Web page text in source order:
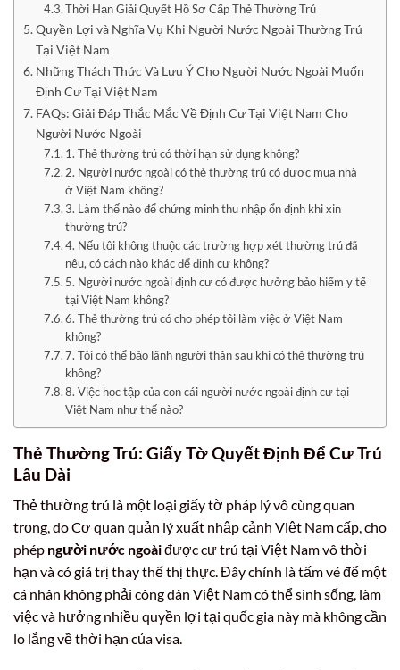
Thời Hạn Giải Quyết Hồ Sơ Cấp Thẻ Thường Trú
Quyền Lợi và Nghĩa Vụ Khi Người Nước Ngoài Thường Trú
Tại Việt Nam
Những Thách Thức Và Lưu Ý Cho Người Nước Ngoài Muốn
Định Cư Tại Việt Nam
FAQs: Giải Đáp Thắc Mắc Về Định Cư Tại Việt Nam Cho
Người Nước Ngoài
1. Thẻ thường trú có thời hạn sử dụng không?
2. Người nước ngoài có thẻ thường trú có được mua nhà
ở Việt Nam không?
3. Làm thế nào để chứng minh thu nhập ổn định khi xin
thường trú?
4. Nếu tôi không thuộc các trường hợp xét thường trú đã
nêu, có cách nào khác để định cư không?
5. Người nước ngoài định cư có được hưởng bảo hiểm y tế
tại Việt Nam không?
6. Thẻ thường trú có cho phép tôi làm việc ở Việt Nam
không?
7. Tôi có thể bảo lãnh người thân sau khi có thẻ thường trú
không?
8. Việc học tập của con cái người nước ngoài định cư tại
Việt Nam như thế nào?
Thẻ Thường Trú: Giấy Tờ Quyết Định Để Cư Trú
Lâu Dài
Thẻ thường trú là một loại giấy tờ pháp lý vô cùng quan
trọng, do Cơ quan quản lý xuất nhập cảnh Việt Nam cấp, cho
phép người nước ngoàiđược cư trú tại Việt Nam vô thời
hạn và có giá trị thay thế thị thực. Đây chính là tấm vé để một
cá nhân không phải công dân Việt Nam có thể sinh sống, làm
việc và hưởng nhiều quyền lợi tại quốc gia này mà không cần
lo lắng về thời hạn của visa.